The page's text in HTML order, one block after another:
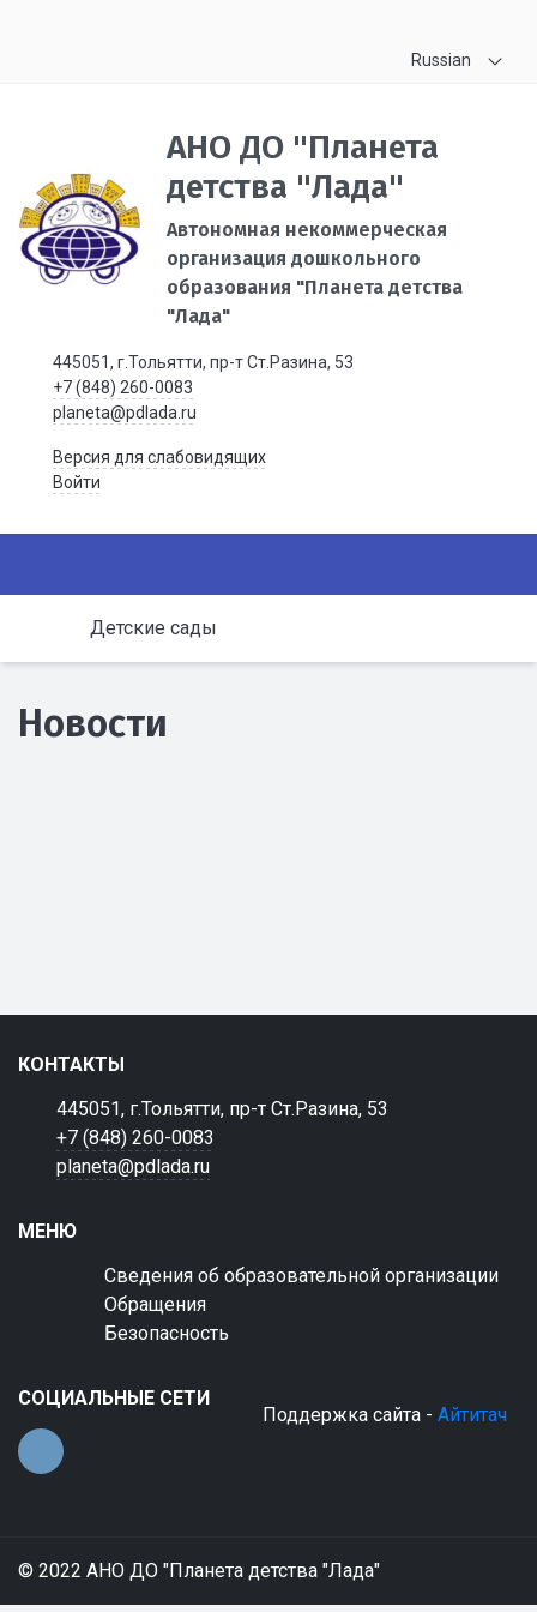
Russian
АНО ДО "Планета
детства "Лада"
Автономная некоммерческая
организация дошкольного
образования "Планета детства
"Лада"
445051, г.Тольятти, пр-т Ст.Разина, 53
+7 (848) 260-0083
planeta@pdlada.ru
Версия для слабовидящих
Войти
Детские сады
Новости
КОНТАКТЫ
445051, г.Тольятти, пр-т Ст.Разина, 53
+7 (848) 260-0083
planeta@pdlada.ru
МЕНЮ
Сведения об образовательной организации
Обращения
Безопасность
СОЦИАЛЬНЫЕ СЕТИ
Поддержка сайта - Айтитач
© 2022 АНО ДО "Планета детства "Лада"